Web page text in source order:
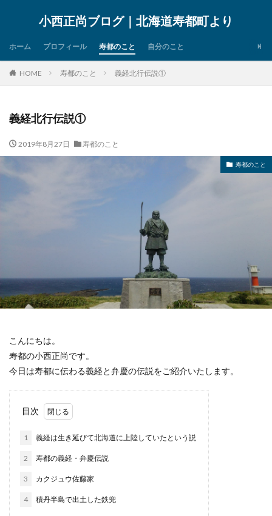
小西正尚ブログ｜北海道寿都町より
ホーム プロフィール 寿都のこと 自分のこと
HOME 寿都のこと 義経北行伝説①
義経北行伝説①
2019年8月27日 寿都のこと
寿都のこと
こんにちは。
寿都の小西正尚です。
今日は寿都に伝わる義経と弁慶の伝説をご紹介いたします。
目次
1 義経は生き延びて北海道に上陸していたという説
2 寿都の義経・弁慶伝説
3 カクジュウ佐藤家
4 積丹半島で出土した鉄兜